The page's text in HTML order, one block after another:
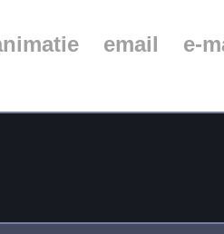
email
e-